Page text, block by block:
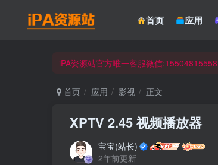
首页 应用
iPA资源站官方唯一客服微信:15504815558
iPA资源站官方唯一客服微信:15504815558
首页 应用 影视 正文
XPTV 2.45 视频播放器
宝宝(站长)
2年前更新